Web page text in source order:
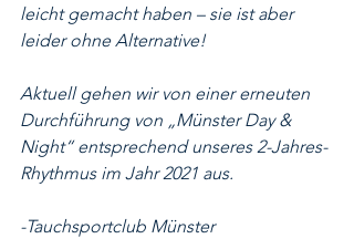
leicht gemacht haben – sie ist aber
leider ohne Alternative!
Aktuell gehen wir von einer erneuten
Durchführung von „Münster Day &
Night“ entsprechend unseres 2-Jahres-
Rhythmus im Jahr 2021 aus.
-Tauchsportclub Münster